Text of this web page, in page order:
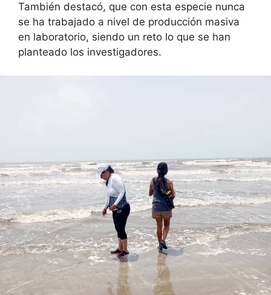
También destacó, que con esta especie nunca
se ha trabajado a nivel de producción masiva
en laboratorio, siendo un reto lo que se han
planteado los investigadores.